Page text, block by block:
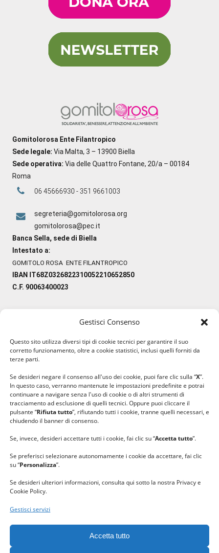
Gestisci Consenso
Questo sito utilizza diversi tipi di cookie tecnici per garantire il suo
corretto funzionamento, oltre a cookie statistici, inclusi quelli forniti da
terze parti.
Se desideri negare il consenso all'uso dei cookie, puoi fare clic sulla “X”.
In questo caso, verranno mantenute le impostazioni predefinite e potrai
continuare a navigare senza l'uso di cookie o di altri strumenti di
tracciamento ad esclusione di quelli tecnici. Oppure puoi cliccare il
pulsante “Rifiuta tutto”, rifiutando tutti i cookie, tranne quelli necessari, e
chiudendo il banner di consenso.
Se, invece, desideri accettare tutti i cookie, fai clic su “Accetta tutto”.
Se preferisci selezionare autonomamente i cookie da accettare, fai clic
su “Personalizza”.
Se desideri ulteriori informazioni, consulta qui sotto la nostra Privacy e
Cookie Policy.
Gestisci servizi
Accetta tutto
Gomitolorosa Ente Filantropico
Sede legale: Via Malta, 3 – 13900 Biella
Sede operativa: Via delle Quattro Fontane, 20/a – 00184
Roma
06 45666930 - 351 9661003
segreteria@gomitolorosa.org
gomitolorosa@pec.it
Banca Sella, sede di Biella
Intestato a:
GOMITOLO ROSA ENTE FILANTROPICO
IBAN IT68Z0326822310052210652850
C.F. 90063400023
#lanaterapia
#ilcaloredellempatia